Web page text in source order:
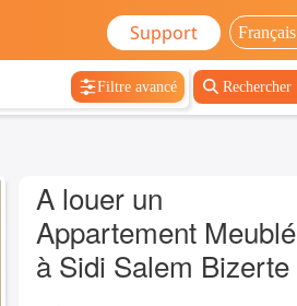
Support
Filtre avancé Rechercher
A louer un
Appartement Meublé
à Sidi Salem Bizerte